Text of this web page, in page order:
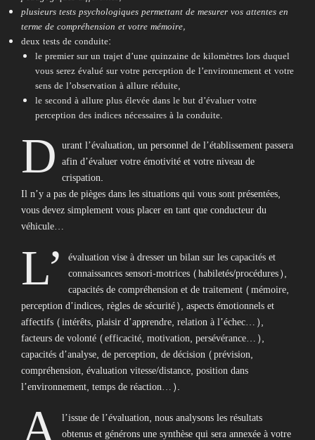
plusieurs tests psychologiques permettant de mesurer vos attentes en
terme de compréhension et votre mémoire,
deux tests de conduite:
le premier sur un trajet d’une quinzaine de kilomètres lors duquel
vous serez évalué sur votre perception de l’environnement et votre
sens de l’observation à allure réduite,
le second à allure plus élevée dans le but d’évaluer votre
perception des indices nécessaires à la conduite.
D urant l’évaluation, un personnel de l’établissement passera
afin d’évaluer votre émotivité et votre niveau de
crispation.
Il n’y a pas de pièges dans les situations qui vous sont présentées,
vous devez simplement vous placer en tant que conducteur du
véhicule…
L’ évaluation vise à dresser un bilan sur les capacités et
connaissances sensori-motrices (habiletés/procédures),
capacités de compréhension et de traitement (mémoire,
perception d’indices, règles de sécurité), aspects émotionnels et
affectifs (intérêts, plaisir d’apprendre, relation à l’échec…),
facteurs de volonté (efficacité, motivation, persévérance…),
capacités d’analyse, de perception, de décision (prévision,
compréhension, évaluation vitesse/distance, position dans
l’environnement, temps de réaction…).
l’issue de l’évaluation, nous analysons les résultats
obtenus et générons une synthèse qui sera annexée à votre